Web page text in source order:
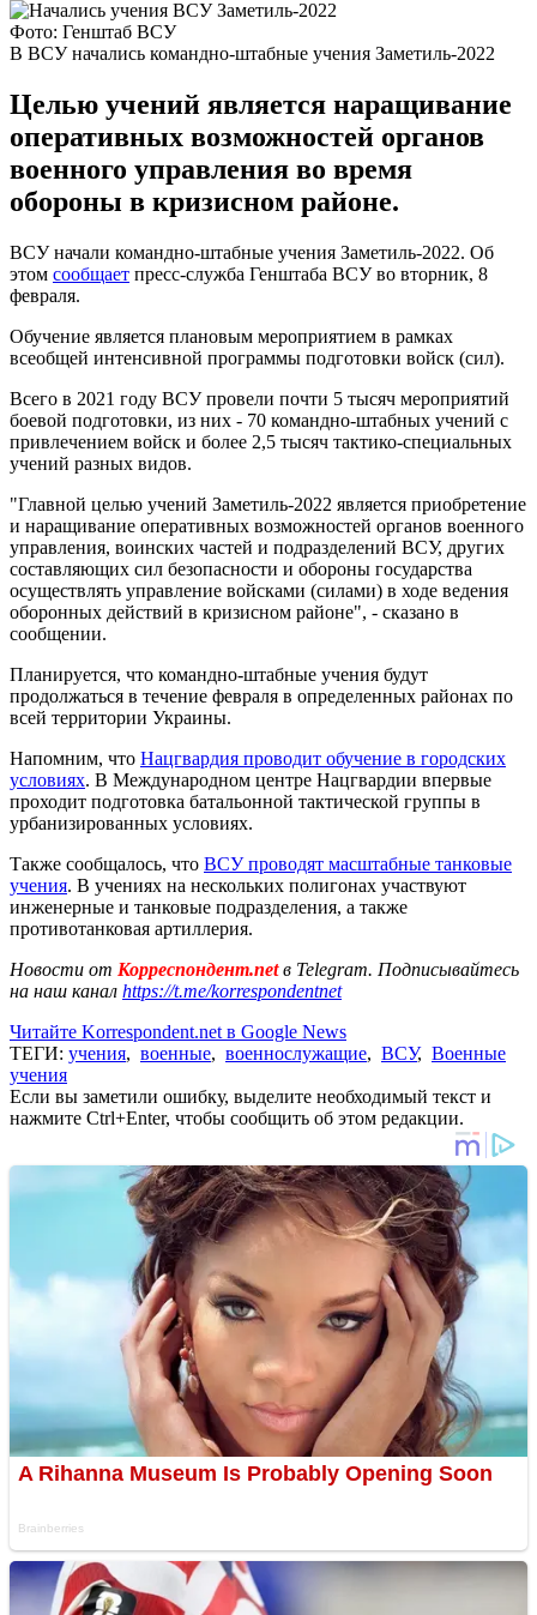
Фото: Генштаб ВСУ
В ВСУ начались командно-штабные учения Заметиль-2022
Целью учений является наращивание
оперативных возможностей органов
военного управления во время
обороны в кризисном районе.
ВСУ начали командно-штабные учения Заметиль-2022. Об
этом сообщает пресс-служба Генштаба ВСУ во вторник, 8
февраля.
Обучение является плановым мероприятием в рамках
всеобщей интенсивной программы подготовки войск (сил).
Всего в 2021 году ВСУ провели почти 5 тысяч мероприятий
боевой подготовки, из них - 70 командно-штабных учений с
привлечением войск и более 2,5 тысяч тактико-специальных
учений разных видов.
"Главной целью учений Заметиль-2022 является приобретение
и наращивание оперативных возможностей органов военного
управления, воинских частей и подразделений ВСУ, других
составляющих сил безопасности и обороны государства
осуществлять управление войсками (силами) в ходе ведения
оборонных действий в кризисном районе", - сказано в
сообщении.
Планируется, что командно-штабные учения будут
продолжаться в течение февраля в определенных районах по
всей территории Украины.
Напомним, что Нацгвардия проводит обучение в городских
условиях. В Международном центре Нацгвардии впервые
проходит подготовка батальонной тактической группы в
урбанизированных условиях.
Также сообщалось, что ВСУ проводят масштабные танковые
учения. В учениях на нескольких полигонах участвуют
инженерные и танковые подразделения, а также
противотанковая артиллерия.
Новости от Корреспондент.netв Telegram. Подписывайтесь
на наш канал https://t.me/korrespondentnet
Читайте Korrespondent.net в Google News
ТЕГИ: учения, военные, военнослужащие, ВСУ, Военные
учения
Если вы заметили ошибку, выделите необходимый текст и
нажмите Ctrl+Enter, чтобы сообщить об этом редакции.